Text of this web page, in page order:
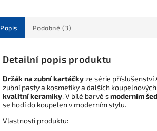
Popis Podobné (3)
Detailní popis produktu
Držák na zubní kartáčkyze série příslušenství
zubní pasty a kosmetiky a dalších
kvalitní keramiky. V bílé barvě smoderním
se hodí do koupelen v moderním stylu.
Vlastnosti produktu: